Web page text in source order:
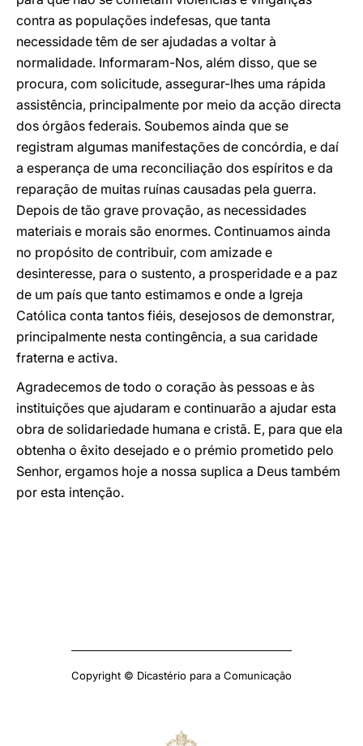
contra as populações indefesas, que tanta
necessidade têm de ser ajudadas a voltar à
normalidade. Informaram-Nos, além disso, que se
procura, com solicitude, assegurar-lhes uma rápida
assistência, principalmente por meio da acção directa
dos órgãos federais. Soubemos ainda que se
registram algumas manifestações de concórdia, e daí
a esperança de uma reconciliação dos espíritos e da
reparação de muitas ruínas causadas pela guerra.
Depois de tão grave provação, as necessidades
materiais e morais são enormes. Continuamos ainda
no propósito de contribuir, com amizade e
desinteresse, para o sustento, a prosperidade e a paz
de um país que tanto estimamos e onde a Igreja
Católica conta tantos fiéis, desejosos de demonstrar,
principalmente nesta contingência, a sua caridade
fraterna e activa.
Agradecemos de todo o coração às pessoas e às
instituições que ajudaram e continuarão a ajudar esta
obra de solidariedade humana e cristã. E, para que ela
obtenha o êxito desejado e o prémio prometido pelo
Senhor, ergamos hoje a nossa suplica a Deus também
por esta intenção.
Copyright © Dicastério para a Comunicação